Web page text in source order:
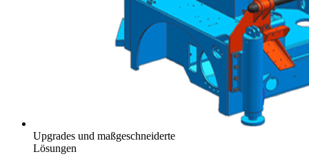
Upgrades und maßgeschneiderte
Lösungen